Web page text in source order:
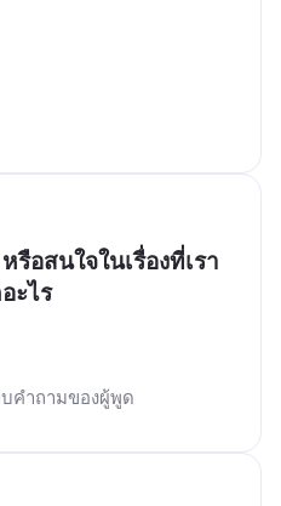
รือสนใจในเรื่องที่เรา
ะไร
คำถามของผู้พูด